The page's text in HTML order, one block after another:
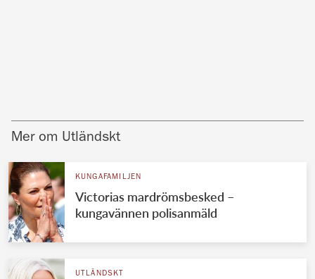
Mer om Utländskt
KUNGAFAMILJEN
Victorias mardrömsbesked –
kungavännen polisanmäld
UTLÄNDSKT